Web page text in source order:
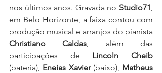
nos últimos anos. Gravada no Studio71,
em Belo Horizonte, a faixa contou com
Christiano Caldas, além das
participações de Lincoln Cheib
(bateria), Eneias Xavier (baixo), Matheus